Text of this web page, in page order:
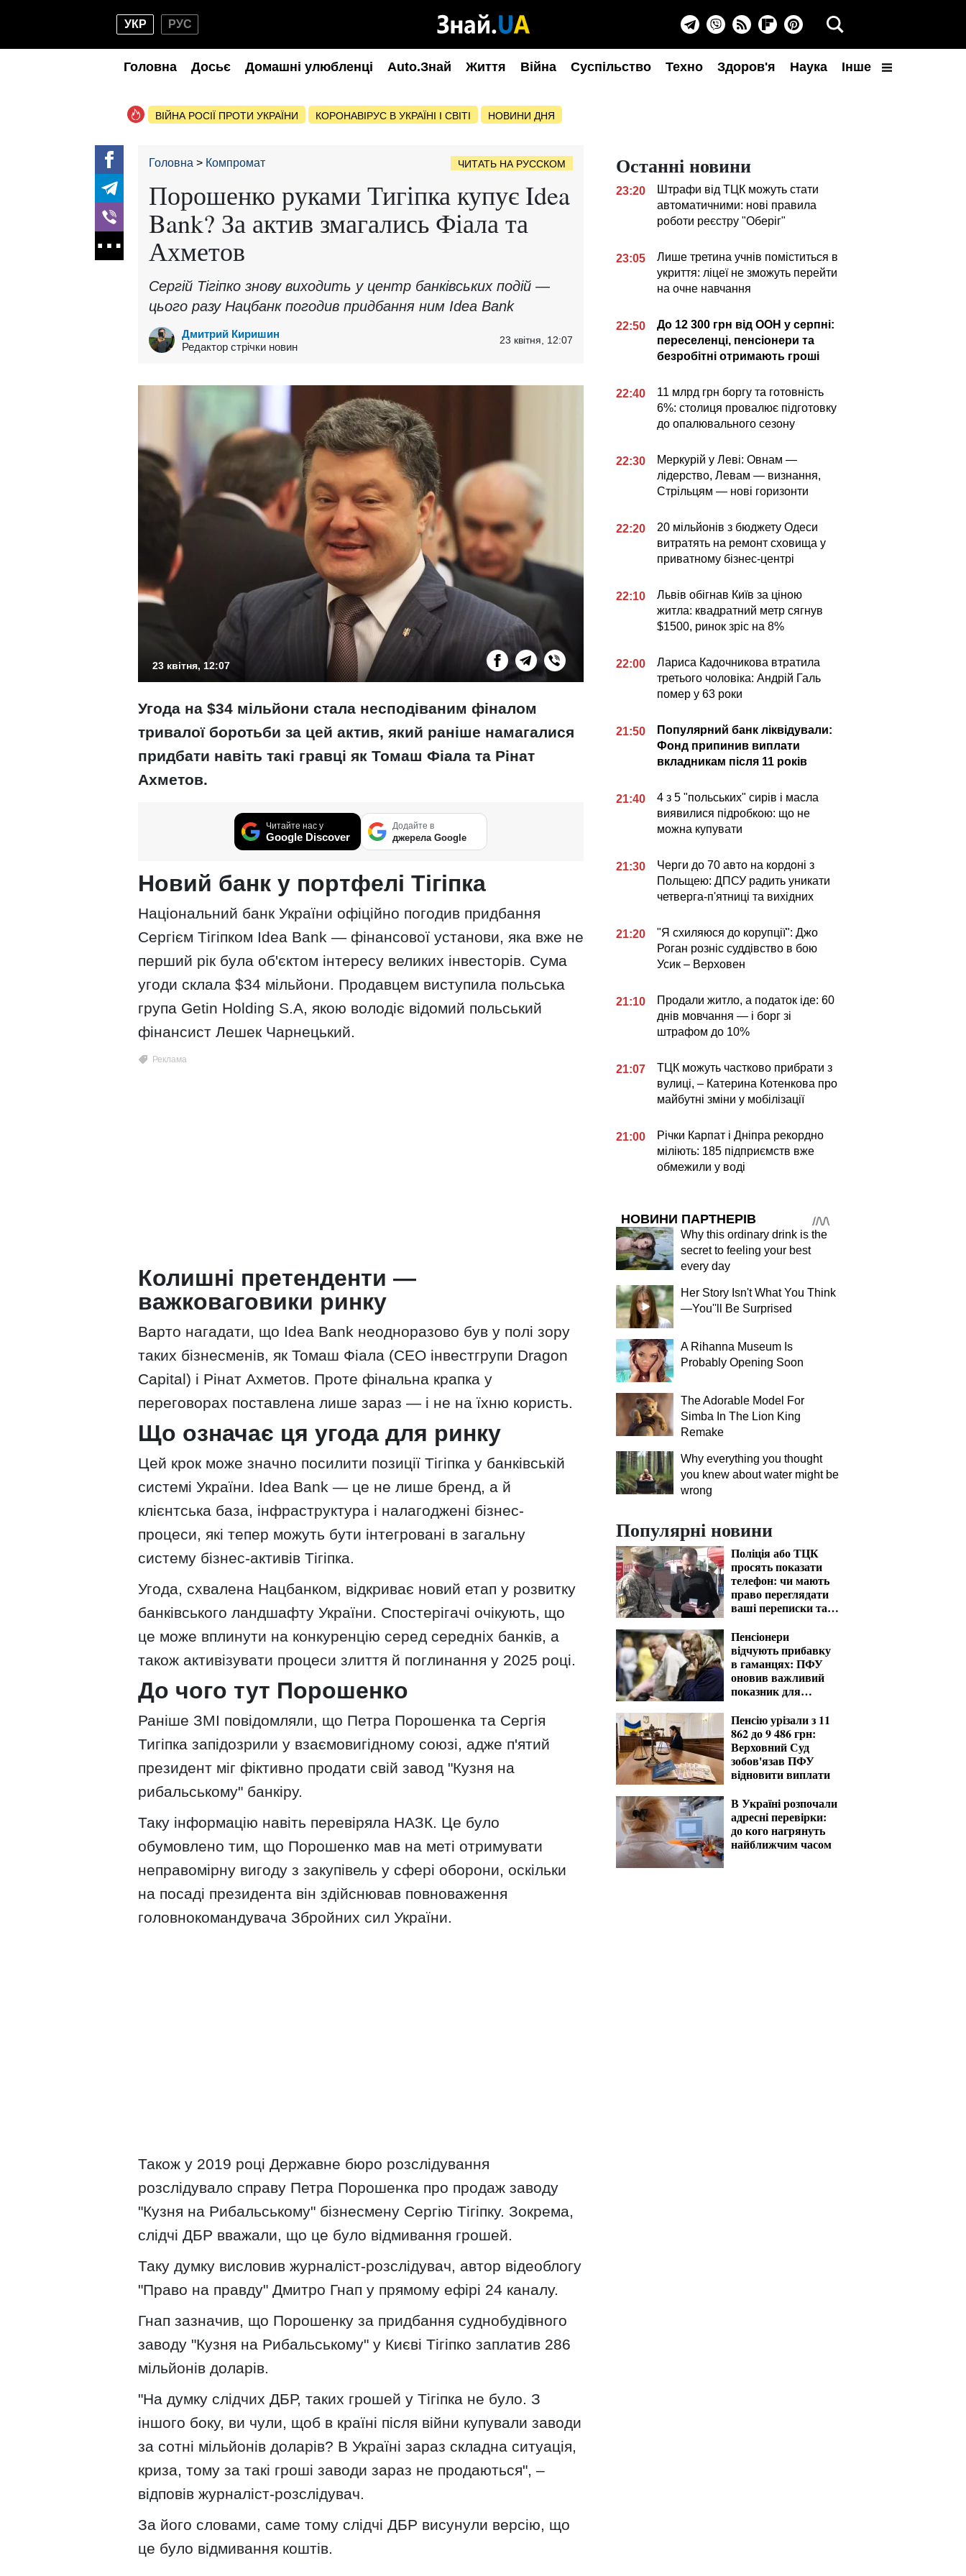
УКР РУС
Головна Досьє Домашні улюбленці Auto.Знай Життя Війна Суспільство Техно Здоров'я Наука Інше
ВІЙНА РОСІЇ ПРОТИ УКРАЇНИ КОРОНАВІРУС В УКРАЇНІ І СВІТІ НОВИНИ ДНЯ
Головна Компромат ЧИТАТЬ НА РУССКОМ
Порошенко руками Тигіпка купує Idea
Bank? За актив змагались Фіала та
Ахметов
Сергій Тігіпко знову виходить у центр банківських подій —
цього разу Нацбанк погодив придбання ним Idea Bank
Дмитрий Киришин
Редактор стрічки новин
23 квітня, 12:07
23 квітня, 12:07
Угода на $34 мільйони стала несподіваним фіналом
тривалої боротьби за цей актив, який раніше намагалися
придбати навіть такі гравці як Томаш Фіала та Рінат
Ахметов.
Читайте нас у
Google Discover
Додайте в
джерела Google
Новий банк у портфелі Тігіпка
Національний банк України офіційно погодив придбання
Сергієм Тігіпком Idea Bank — фінансової установи, яка вже не
перший рік була об'єктом інтересу великих інвесторів. Сума
угоди склала $34 мільйони. Продавцем виступила польська
група Getin Holding S.A, якою володіє відомий польський
фінансист Лешек Чарнецький.
Колишні претенденти —
важковаговики ринку
Варто нагадати, що Idea Bank неодноразово був у полі зору
таких бізнесменів, як Томаш Фіала (CEO інвестгрупи Dragon
Capital) і Рінат Ахметов. Проте фінальна крапка у
переговорах поставлена лише зараз — і не на їхню користь.
Що означає ця угода для ринку
Цей крок може значно посилити позиції Тігіпка у банківській
системі України. Idea Bank — це не лише бренд, а й
клієнтська база, інфраструктура і налагоджені бізнес-
процеси, які тепер можуть бути інтегровані в загальну
систему бізнес-активів Тігіпка.
Угода, схвалена Нацбанком, відкриває новий етап у розвитку
банківського ландшафту України. Спостерігачі очікують, що
це може вплинути на конкуренцію серед середніх банків, а
також активізувати процеси злиття й поглинання у 2025 році.
До чого тут Порошенко
Раніше ЗМІ повідомляли, що Петра Порошенка та Сергія
Тигіпка запідозрили у взаємовигідному союзі, адже п'ятий
президент міг фіктивно продати свій завод "Кузня на
рибальському" банкіру.
Таку інформацію навіть перевіряла НАЗК. Це було
обумовлено тим, що Порошенко мав на меті отримувати
неправомірну вигоду з закупівель у сфері оборони, оскільки
на посаді президента він здійснював повноваження
головнокомандувача Збройних сил України.
Також у 2019 році Державне бюро розслідування
розслідувало справу Петра Порошенка про продаж заводу
"Кузня на Рибальському" бізнесмену Сергію Тігіпку. Зокрема,
слідчі ДБР вважали, що це було відмивання грошей.
Таку думку висловив журналіст-розслідувач, автор відеоблогу
"Право на правду" Дмитро Гнап у прямому ефірі 24 каналу.
Гнап зазначив, що Порошенку за придбання суднобудівного
заводу "Кузня на Рибальському" у Києві Тігіпко заплатив 286
мільйонів доларів.
"На думку слідчих ДБР, таких грошей у Тігіпка не було. З
іншого боку, ви чули, щоб в країні після війни купували заводи
за сотні мільйонів доларів? В Україні зараз складна ситуація,
криза, тому за такі гроші заводи зараз не продаються", –
відповів журналіст-розслідувач.
За його словами, саме тому слідчі ДБР висунули версію, що
це було відмивання коштів.
Останні новини
23:20
Штрафи від ТЦК можуть стати
автоматичними: нові правила
роботи реєстру "Оберіг"
23:05
Лише третина учнів поміститься в
укриття: ліцеї не зможуть перейти
на очне навчання
22:50
До 12 300 грн від ООН у серпні:
переселенці, пенсіонери та
безробітні отримають гроші
22:40
11 млрд грн боргу та готовність
6%: столиця провалює підготовку
до опалювального сезону
22:30
Меркурій у Леві: Овнам —
лідерство, Левам — визнання,
Стрільцям — нові горизонти
22:20
20 мільйонів з бюджету Одеси
витратять на ремонт сховища у
приватному бізнес-центрі
22:10
Львів обігнав Київ за ціною
житла: квадратний метр сягнув
$1500, ринок зріс на 8%
22:00
Лариса Кадочникова втратила
третього чоловіка: Андрій Галь
помер у 63 роки
21:50
Популярний банк ліквідували:
Фонд припинив виплати
вкладникам після 11 років
21:40
4 з 5 "польських" сирів і масла
виявилися підробкою: що не
можна купувати
21:30
Черги до 70 авто на кордоні з
Польщею: ДПСУ радить уникати
четверга-п'ятниці та вихідних
21:20
"Я схиляюся до корупції": Джо
Роган розніс суддівство в бою
Усик – Верховен
21:10
Продали житло, а податок іде: 60
днів мовчання — і борг зі
штрафом до 10%
21:07
ТЦК можуть частково прибрати з
вулиці, – Катерина Котенкова про
майбутні зміни у мобілізації
21:00
Річки Карпат і Дніпра рекордно
міліють: 185 підприємств вже
обмежили у воді
НОВИНИ ПАРТНЕРІВ
Why this ordinary drink is the
secret to feeling your best
every day
Her Story Isn't What You Think
—You''ll Be Surprised
A Rihanna Museum Is
Probably Opening Soon
The Adorable Model For
Simba In The Lion King
Remake
Why everything you thought
you knew about water might be
wrong
Популярні новини
Поліція або ТЦК
просять показати
телефон: чи мають
право переглядати
ваші переписки та
Пенсіонери
відчують прибавку
в гаманцях: ПФУ
оновив важливий
показник для
Пенсію урізали з 11
862 до 9 486 грн:
Верховний Суд
зобов'язав ПФУ
відновити виплати
В Україні розпочали
адресні перевірки:
до кого нагрянуть
найближчим часом